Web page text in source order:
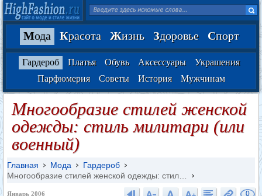
Мода Красота Жизнь Здоровье Спорт
Гардероб Платья Обувь Аксессуары
Украшения
Парфюмерия
Советы История Мужчинам
Многообразие стилей женской
одежды: стиль милитари (или
военный)
Главная Мода
Гардероб
Многообразие стилей женской одежды: стил…
Январь 2006 0